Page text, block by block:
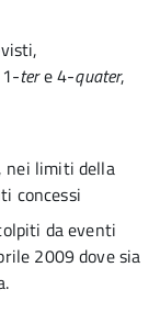
tere 4-quater,
nei limiti della
concessi
da eventi
2009 dove sia